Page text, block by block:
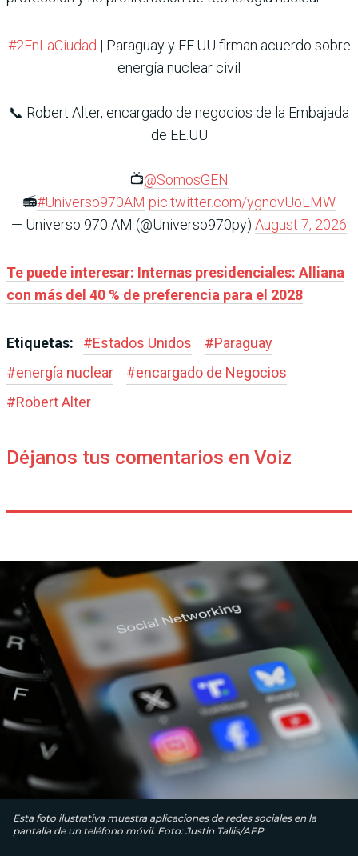
#2EnLaCiudad | Paraguay y EE.UU firman acuerdo sobre
energía nuclear civil
📞 Robert Alter, encargado de negocios de la Embajada
de EE.UU
📺@SomosGEN
📻#Universo970AM pic.twitter.com/ygndvUoLMW
— Universo 970 AM (@Universo970py) August 7, 2026
Te puede interesar: Internas presidenciales: Alliana
con más del 40 % de preferencia para el 2028
Etiquetas: #Estados Unidos #Paraguay
#energía nuclear #encargado de Negocios
#Robert Alter
Déjanos tus comentarios en Voiz
Esta foto ilustrativa muestra aplicaciones de redes sociales en la
pantalla de un teléfono móvil. Foto: Justin Tallis/AFP